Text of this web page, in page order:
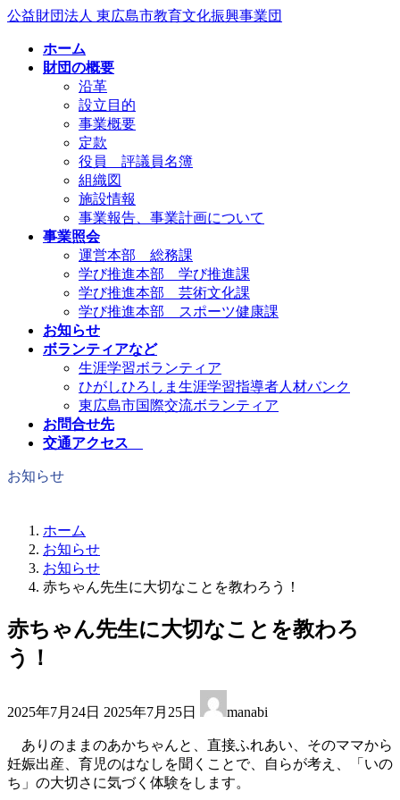
コ
ナ
公益財団法人 東広島市教育文化振興事業団
ホーム
財団の概要
沿革
設立目的
事業概要
定款
役員 評議員名簿
組織図
施設情報
事業報告、事業計画について
事業照会
運営本部 総務課
学び推進本部 学び推進課
学び推進本部 芸術文化課
学び推進本部 スポーツ健康課
お知らせ
ボランティアなど
生涯学習ボランティア
ひがしひろしま生涯学習指導者人材バンク
東広島市国際交流ボランティア
お問合せ先
交通アクセス
お知らせ
ホーム
お知らせ
お知らせ
赤ちゃん先生に大切なことを教わろう！
赤ちゃん先生に大切なことを教わろ
う！
2025年7月24日 終
新
日
時
2025年7月25日 manabi
ありのままのあかちゃんと、直接ふれあい、そのママから
妊娠出産、育児のはなしを聞くことで、自らが考え、「いの
ち」の大切さに気づく体験をします。